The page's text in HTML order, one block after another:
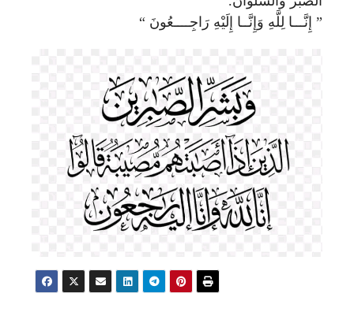
” إِنَّـــا لِلَّهِ وَإِنَّــا إِلَيْهِ رَاجِــــعُونَ “